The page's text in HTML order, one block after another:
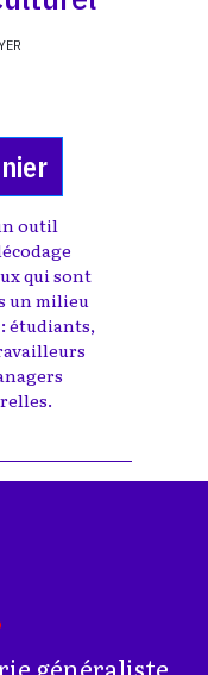
outil
qui sont
un milieu
étudiants,
généraliste